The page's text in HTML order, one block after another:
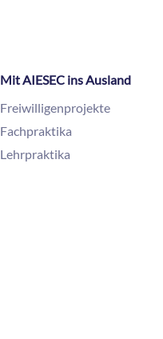
Mit AIESEC ins Ausland
Freiwilligenprojekte
Fachpraktika
Lehrpraktika